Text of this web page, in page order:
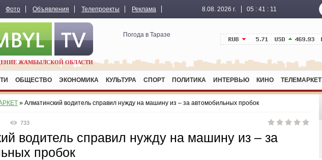
Фото Объявления Телепроекты Реклама 8.08. 2026 г. 05 : 41 : 11
ЖАМБЫЛСКОЙ ОБЛАСТИ
Погода в Таразе
ОБЩЕСТВО ЭКОНОМИКА КУЛЬТУРА СПОРТ ПОЛИТИКА ИНТЕРВЬЮ КИНО ТЕЛЕМАРКЕТ
» Алматинский водитель справил нужду на машину из – за автомобильных пробок
733
водитель справил нужду на машину из – за
пробок